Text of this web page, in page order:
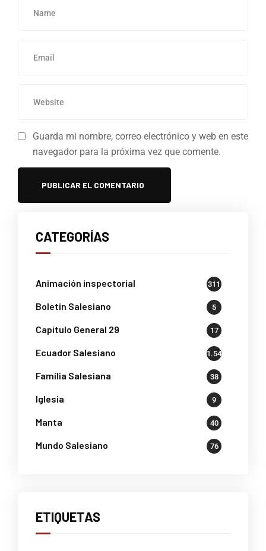
Guarda mi nombre, correo electrónico y web en este
navegador para la próxima vez que comente.
CATEGORÍAS
Animación inspectorial 311
Boletin Salesiano 5
Capítulo General 29 17
Ecuador Salesiano 1.541
Familia Salesiana 38
Iglesia 9
Manta 40
Mundo Salesiano 76
ETIQUETAS